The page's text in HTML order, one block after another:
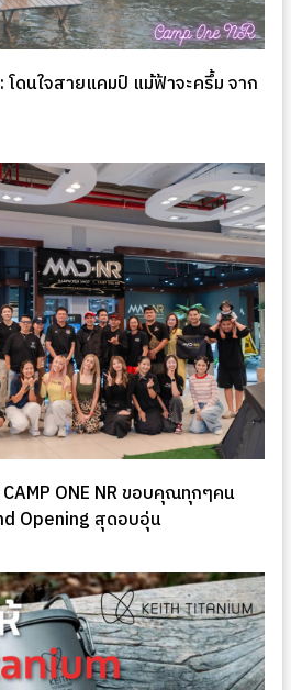
ดนใจสายแคมป์ แม้ฟ้าจะครึ้ม จาก
CAMP ONE NR ขอบคุณทุกๆคน
Opening สุดอบอุ่น